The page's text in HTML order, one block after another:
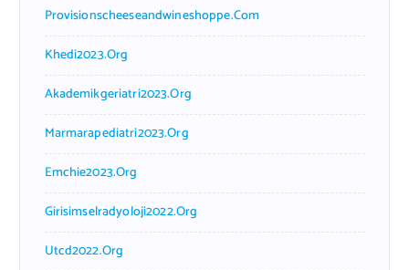
Provisionscheeseandwineshoppe.com
Khedi2023.org
Akademikgeriatri2023.org
Marmarapediatri2023.org
Emchie2023.org
Girisimselradyoloji2022.org
Utcd2022.org